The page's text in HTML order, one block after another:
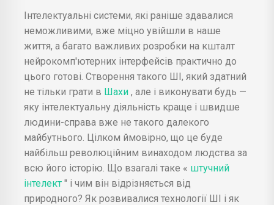
Інтелектуальні системи, які раніше здавалися
неможливими, вже міцно увійшли в наше
життя, а багато важливих розробки на кшталт
нейрокомп'ютерних інтерфейсів практично до
цього готові. Створення такого ШІ, який здатний
не тільки грати в Шахи , але і виконувати будь —
яку інтелектуальну діяльність краще і швидше
людини-справа вже не такого далекого
майбутнього. Цілком ймовірно, що це буде
найбільш революційним винаходом людства за
всю його історію. Що взагалі таке « штучний
інтелект " і чим він відрізняється від
природного? Як розвивалися технології ШІ і як